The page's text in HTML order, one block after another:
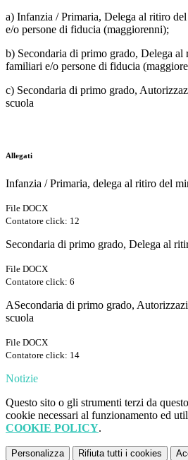
a) Infanzia / Primaria, Delega al ritiro
e/o persone di fiducia (maggiorenni);
b) Secondaria di primo grado, Delega
familiari e/o persone di fiducia
c) Secondaria di primo grado,
scuola
Allegati
Infanzia / Primaria, delega al ritiro del
File DOCX
Contatore click: 12
Secondaria di primo grado, Delega al
File DOCX
Contatore click: 6
ASecondaria di primo grado,
scuola
File DOCX
Contatore click: 14
Notizie
Questo sito o gli strumenti terzi da
cookie necessari al funzionamento ed
COOKIE POLICY.
Personalizza Rifiuta tutti i cookies